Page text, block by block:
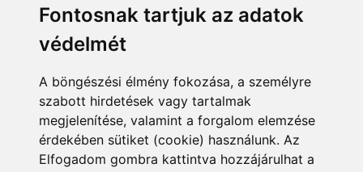
Fontosnak tartjuk az adatok
védelmét
A böngészési élmény fokozása, a személyre
szabott hirdetések vagy tartalmak
megjelenítése, valamint a forgalom elemzése
érdekében sütiket (cookie) használunk. Az
Elfogadom gombra kattintva hozzájárulhat a